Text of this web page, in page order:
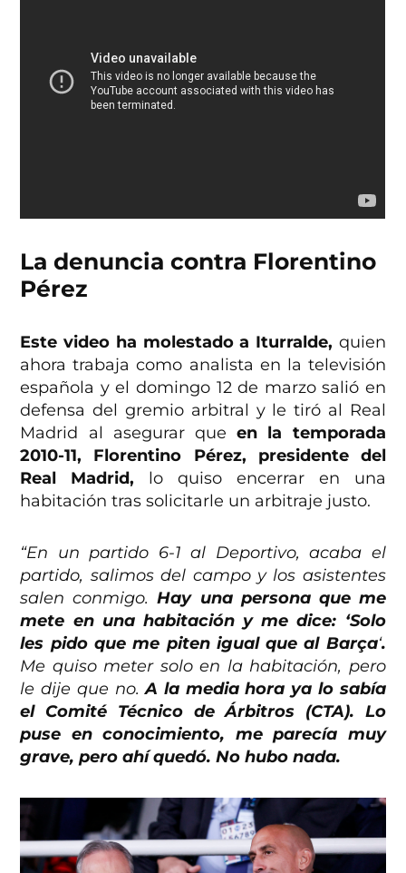
La denuncia contra Florentino
Pérez
Este video ha molestado a Iturralde, quien
ahora trabaja como analista en la televisión
española y el domingo 12 de marzo salió en
defensa del gremio arbitral y le tiró al Real
Madrid al asegurar queen la temporada
2010-11, Florentino Pérez, presidente del
Real Madrid, lo quiso encerrar en una
habitación tras solicitarle un arbitraje justo.
“En un partido 6-1 al Deportivo, acaba el
partido, salimos del campo y los asistentes
salen conmigo.Hay una persona que me
mete en una habitación y me dice: ‘Solo
les pido que me piten igual que al Barça‘.
Me quiso meter solo en la habitación, pero
le dije que no.A la media hora ya lo sabía
el Comité Técnico de Árbitros (CTA). Lo
puse en conocimiento, me parecía muy
grave, pero ahí quedó. No hubo nada.